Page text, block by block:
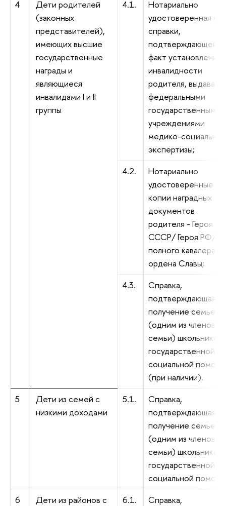
4
Дети родителей
(законных
представителей),
имеющих высшие
государственные
награды и
являющиеся
инвалидами I и II
группы
4.1.
Нотариально
удостоверенная
справки,
подтверждающей
факт установления
инвалидности
родителя,
федеральными
государственными
учреждениями
медико-социальной
экспертизы;
4.2.
Нотариально
удостоверенные
копии наградных
документов
родителя - Героя
СССР/ Героя РФ/
полного кавалера
ордена Славы;
4.3.
Справка,
подтверждающая
получение семьей
(одним из членов
семьи) школьника
государственной
социальной помощи
(при наличии).
5
Дети из семей с
низкими доходами
5.1.
Справка,
подтверждающая
получение семьей
(одним из членов
семьи) школьника
государственной
социальной
6
Дети из районов с
6.1.
Справка,